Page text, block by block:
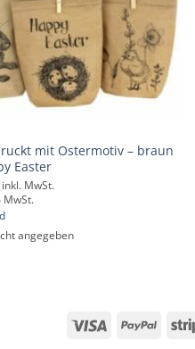
mit Ostermotiv – braun
Easter
inkl. MwSt.
MwSt.
angegeben
Visa PayPal